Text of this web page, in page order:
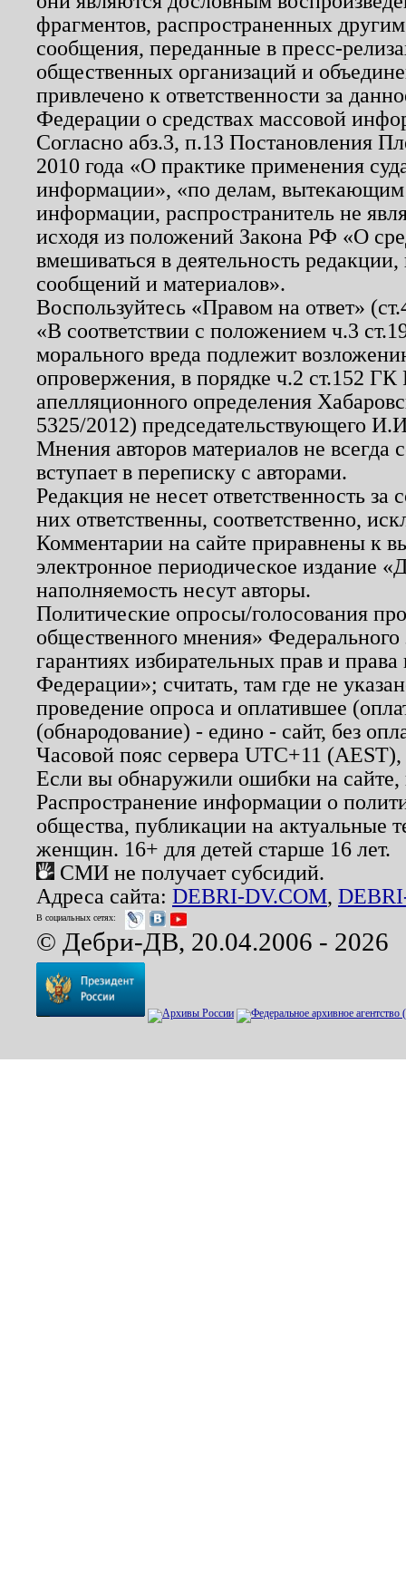
фрагментов, распространенных
сообщения, переданные в пресс-
общественных организаций и
привлечено к ответственности за
Федерации о средствах массовой
Согласно абз.3, п.13 Постановления
2010 года «О практике применения
информации», «по делам, вытекающим
информации, распространитель не
исходя из положений Закона РФ «О
вмешиваться в деятельность
сообщений и материалов».
Воспользуйтесь «Правом на ответ»
«В соответствии с положением ч.3
морального вреда подлежит
опровержения, в порядке ч.2 ст.152
апелляционного определения
5325/2012) председательствующего
Мнения авторов материалов не
вступает в переписку с авторами.
Редакция не несет ответственность
них ответственны, соответственно,
Комментарии на сайте приравнены к
электронное периодическое издание
наполняемость несут авторы.
Политические опросы/голосования
общественного мнения»
гарантиях избирательных прав и
Федерации»; считать, там где не
проведение опроса и оплатившее
(обнародование) - едино - сайт, без
Часовой пояс сервера UTC+11
Если вы обнаружили ошибки на
Распространение информации о
общества, публикации на актуальные
женщин. 16+ для детей старше 16 лет.
СМИ не получает субсидий.
Адреса сайта: DEBRI-DV.COM,
В социальных сетях:
© Дебри-ДВ, 20.04.2006 - 2026